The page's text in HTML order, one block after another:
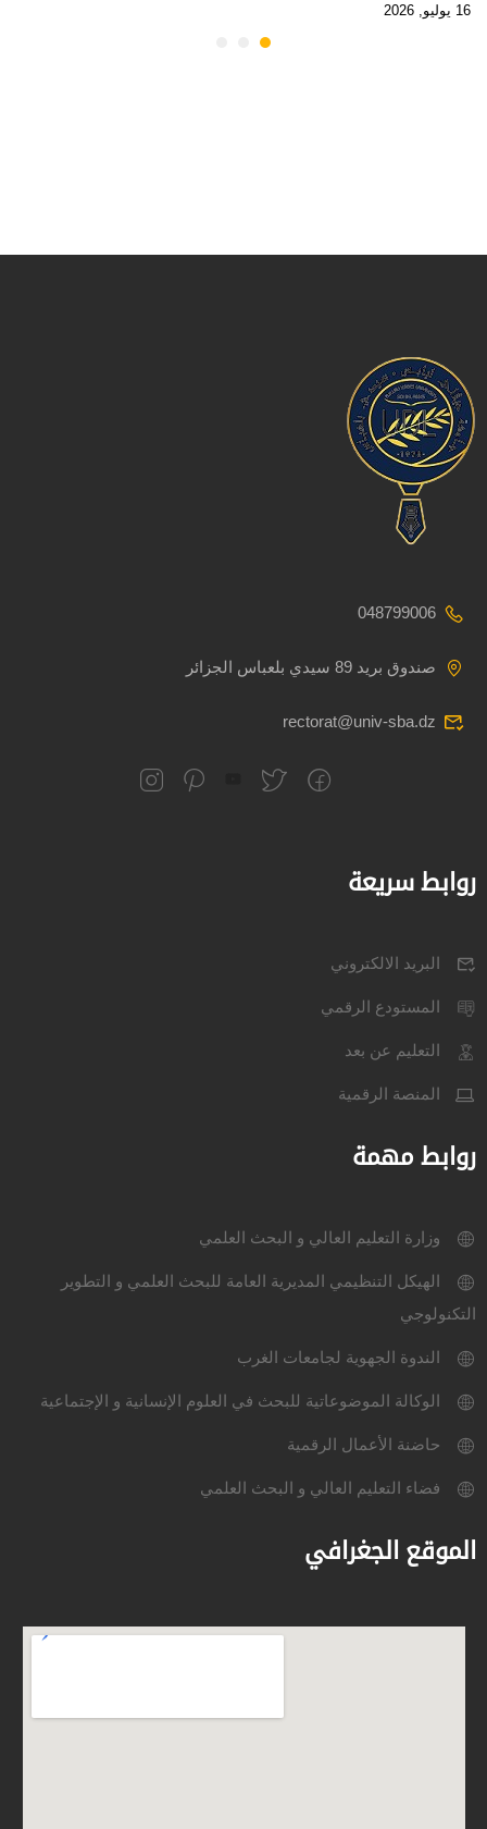
16 يوليو, 2026
048799006
صندوق بريد 89 سيدي بلعباس الجزائر
rectorat@univ-sba.dz
روابط سريعة
البريد الالكتروني
المستودع الرقمي
التعليم عن بعد
المنصة الرقمية
روابط مهمة
وزارة التعليم العالي و البحث العلمي
الهيكل التنظيمي المديرية العامة للبحث العلمي و التطوير
التكنولوجي
الندوة الجهوية لجامعات الغرب
الوكالة الموضوعاتية للبحث في العلوم الإنسانية و الإجتماعية
حاضنة الأعمال الرقمية
فضاء التعليم العالي و البحث العلمي
الموقع الجغرافي